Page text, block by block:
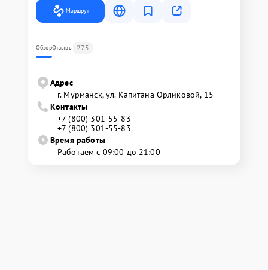
Маршрут
ОбзорОтзывы 275
Адрес
г. Мурманск, ул. Капитана Орликовой, 15
Контакты
+7 (800) 301-55-83
+7 (800) 301-55-83
Время работы
Работаем с 09:00 до 21:00